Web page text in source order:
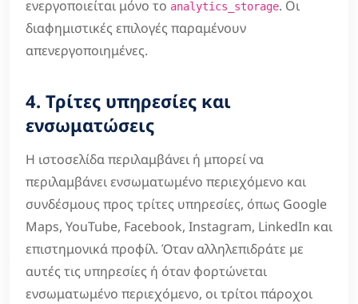
ενεργοποιείται μόνο το analytics_storage. Οι
διαφημιστικές επιλογές παραμένουν
απενεργοποιημένες.
4. Τρίτες υπηρεσίες και
ενσωματώσεις
Η ιστοσελίδα περιλαμβάνει ή μπορεί να
περιλαμβάνει ενσωματωμένο περιεχόμενο και
συνδέσμους προς τρίτες υπηρεσίες, όπως Google
Maps, YouTube, Facebook, Instagram, LinkedIn και
επιστημονικά προφίλ. Όταν αλληλεπιδράτε με
αυτές τις υπηρεσίες ή όταν φορτώνεται
ενσωματωμένο περιεχόμενο, οι τρίτοι πάροχοι